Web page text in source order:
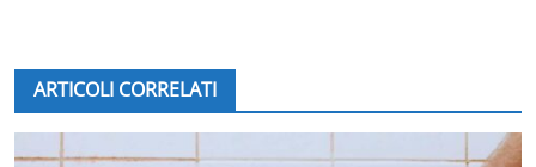
dell’Accademia Aeronautica, rappresentata in sala dal
Maggiore Franco Ospite, il comandante mostra il trofeo
Stato Maggiore, che verrà assegnato definitivamente
ARTICOLI CORRELATI